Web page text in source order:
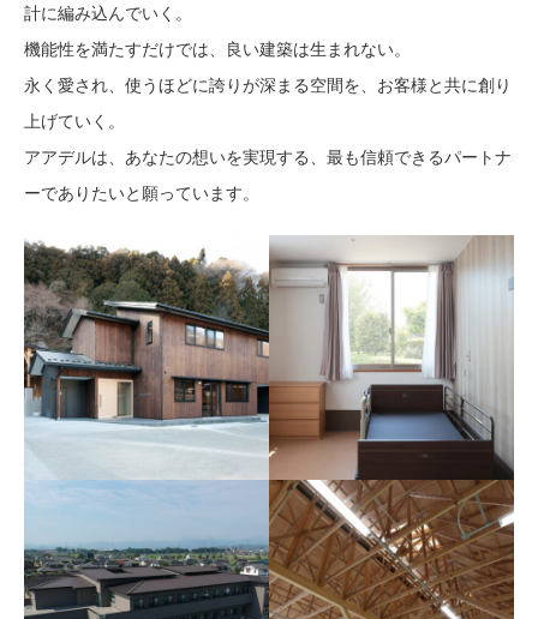
計に編み込んでいく。
機能性を満たすだけでは、良い建築は生まれない。
永く愛され、使うほどに誇りが深まる空間を、お客様と共に創り
上げていく。
アアデルは、あなたの想いを実現する、最も信頼できるパートナ
ーでありたいと願っています。
小井土製材 新事務所・新
グループホームようざん